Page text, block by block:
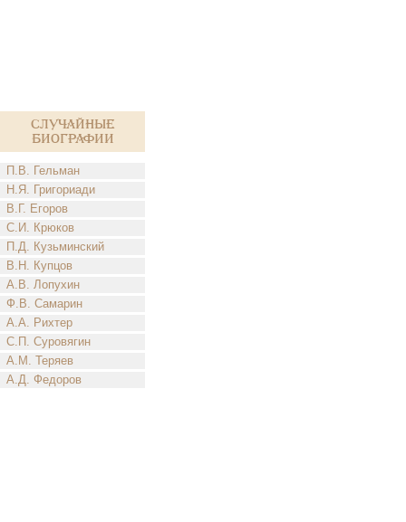
Случайные
биографии
П.В. Гельман
Н.Я. Григориади
В.Г. Егоров
С.И. Крюков
П.Д. Кузьминский
В.Н. Купцов
А.В. Лопухин
Ф.В. Самарин
А.А. Рихтер
С.П. Суровягин
А.М. Теряев
А.Д. Федоров